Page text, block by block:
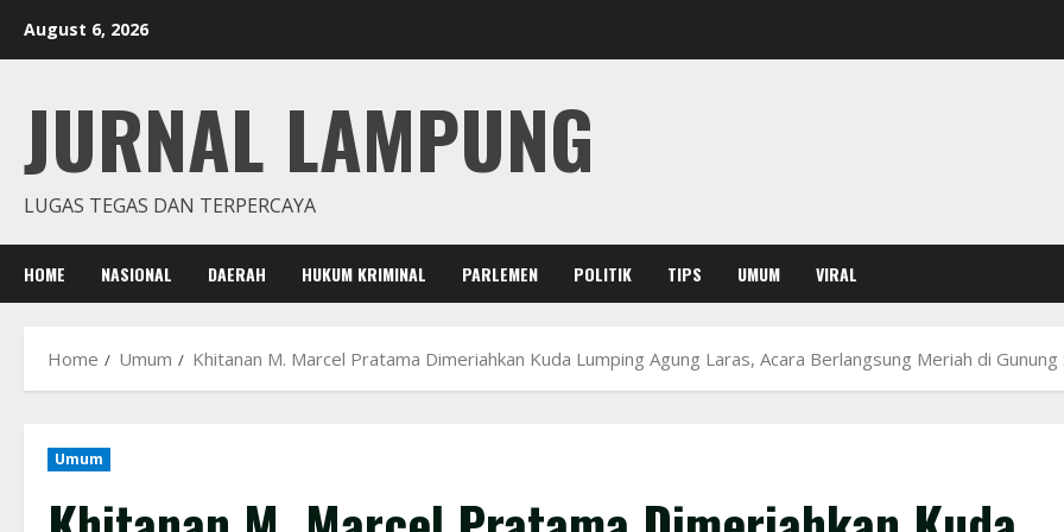
August 6, 2026
JURNAL LAMPUNG
LUGAS TEGAS DAN TERPERCAYA
HOME NASIONAL DAERAH HUKUM KRIMINAL PARLEMEN POLITIK TIPS UMUM VIRAL
Home Umum Khitanan M. Marcel Pratama Dimeriahkan Kuda Lumping Agung Laras, Acara Berlangsung Meriah di Gunung
Umum